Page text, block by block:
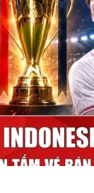
lệnh cho Mặt
bố này ở
chiến khác.